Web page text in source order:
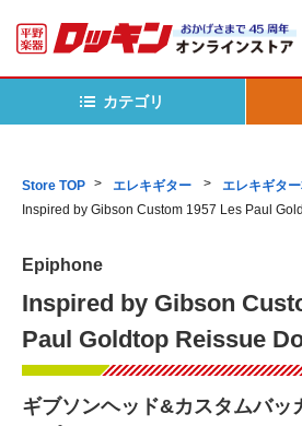
カテゴリ
Store TOP エレキギター エレキギタ
Inspired by Gibson Custom 1957 Les Paul
Epiphone
Inspired by Gibson
Paul Goldtop Reissue
ギブソンヘッド&カスタムバッ